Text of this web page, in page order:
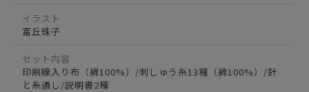
イラスト
富丘珠子
セット内容
印刷線入り布（綿100%）/刺しゅう糸13種（綿100%）/針
と糸通し/説明書2種